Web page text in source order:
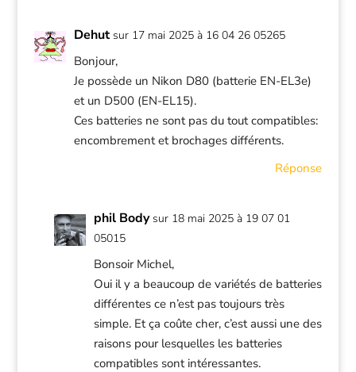
Dehut sur 17 mai 2025 à 16 04 26 05265
Bonjour,
Je possède un Nikon D80 (batterie EN-EL3e)
et un D500 (EN-EL15).
Ces batteries ne sont pas du tout compatibles:
encombrement et brochages différents.
Réponse
phil Body sur 18 mai 2025 à 19 07 01
05015
Bonsoir Michel,
Oui il y a beaucoup de variétés de batteries
différentes ce n’est pas toujours très
simple. Et ça coûte cher, c’est aussi une des
raisons pour lesquelles les batteries
compatibles sont intéressantes.